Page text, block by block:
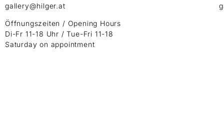
gallery@hilger.at
Öffnungszeiten / Opening Hours
Di-Fr 11-18 Uhr / Tue-Fri 11-18
Saturday on appointment